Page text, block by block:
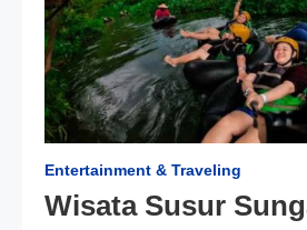
Entertainment & Traveling
Wisata Susur